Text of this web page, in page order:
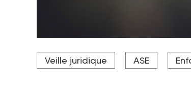
Une charte approuvée par le ministère
décret.
Veille juridique ASE